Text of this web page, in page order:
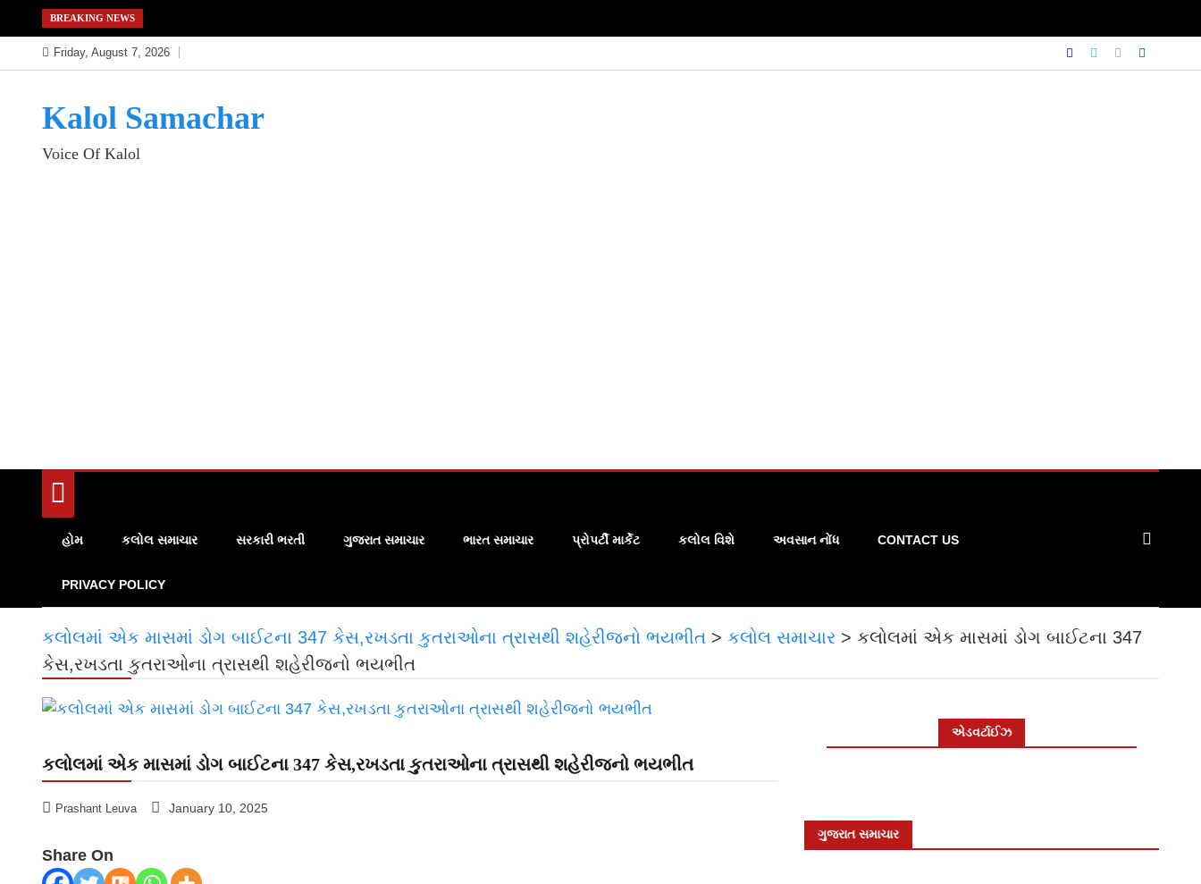
to
content
BREAKING NEWS
Friday, August 7, 2026
Kalol Samachar
Voice Of Kalol
હોમ કલોલ સમાચાર સરકારી ભરતી ગુજરાત સમાચાર ભારત સમાચાર પ્રોપર્ટી માર્કેટ કલોલ વિશે અવસાન નોંધ CONTACT US
PRIVACY POLICY
કલોલમાં એક માસમાં ડોગ બાઈટના 347 કેસ,રખડતા કુતરાઓના ત્રાસથી શહેરીજનો ભયભીત > કલોલ સમાચાર > કલોલમાં એક માસમાં ડોગ બાઈટના 347
કેસ,રખડતા કુતરાઓના ત્રાસથી શહેરીજનો ભયભીત
કલોલમાં એક માસમાં ડોગ બાઈટના 347 કેસ,રખડતા કુતરાઓના ત્રાસથી શહેરીજનો ભયભીત
Prashant Leuva January 10, 2025
Share On
એડવર્ટાઈઝ
ગુજરાત સમાચાર